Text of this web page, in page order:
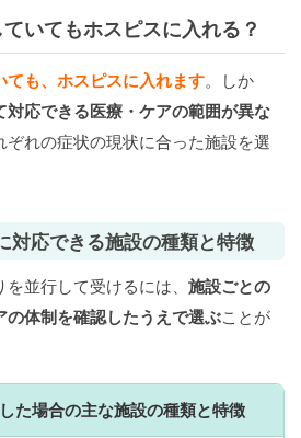
いてもホスピスに入れる？
も、ホスピスに入れます。しか
対応できる医療・ケアの範囲が異な
ぞれの症状の現状に合った施設を選
対応できる施設の種類と特徴
並行して受けるには、 施設ごとの
の体制を確認したうえで選ぶことが
た場合の主な施設の種類と特徴